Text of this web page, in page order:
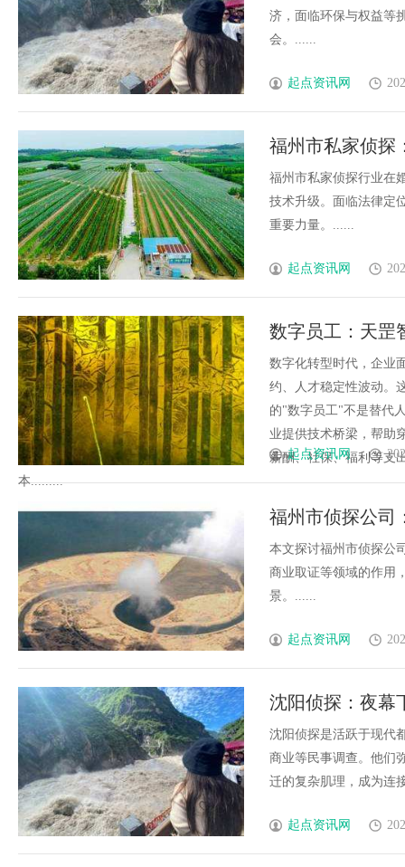
济，面临环保与权益等
会。......
起点资讯网
福州市私家侦探
福州市私家侦探行业在
技术升级。面临法律定
重要力量。......
起点资讯网
数字员工：天罡
数字化转型时代，企业
约、人才稳定性波动。
的"数字员工"不是替代
业提供技术桥梁，帮助
薪酬、社保、福利等支
本.........
起点资讯网
福州市侦探公司
本文探讨福州市侦探公
商业取证等领域的作用
景。......
起点资讯网
沈阳侦探：夜幕
沈阳侦探是活跃于现代
商业等民事调查。他们
迁的复杂肌理，成为连
起点资讯网